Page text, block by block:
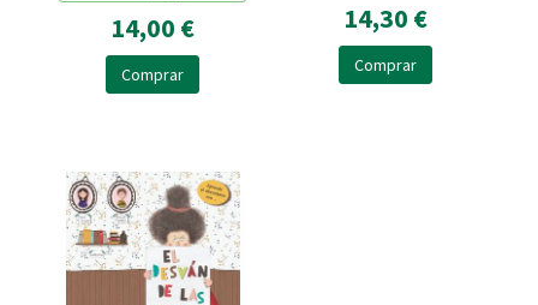
14,00 €
Comprar
14,30 €
Comprar